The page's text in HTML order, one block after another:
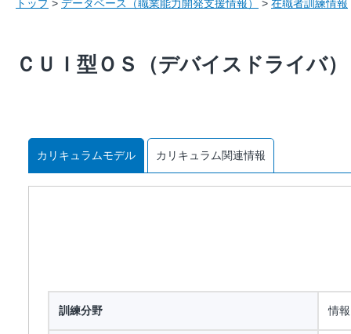
トップ> データベース（職業能力開発支援情報） > 在職者訓練情報
ＣＵＩ型ＯＳ（デバイスドライバ）
カリキュラムモデル カリキュラム関連情報
訓練分野 情